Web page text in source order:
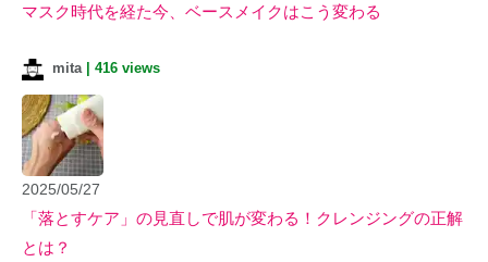
マスク時代を経た今、ベースメイクはこう変わる
mita| 416 views
2025/05/27
「落とすケア」の見直しで肌が変わる！クレンジングの正解
とは？